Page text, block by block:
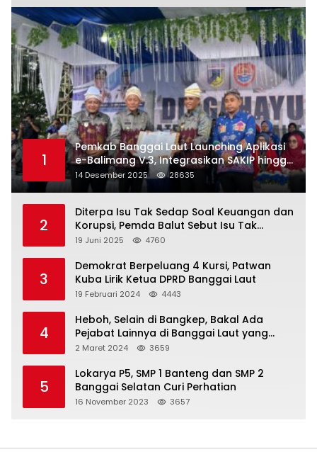
1
Pemkab Banggai Laut Launching Aplikasi
e-Balimang V.3, Integrasikan SAKIP hingga
Satu Data Layanan Publik
14 Desember 2025 28635
2
Diterpa Isu Tak Sedap Soal Keuangan dan
Korupsi, Pemda Balut Sebut Isu Tak
Berdasar
19 Juni 2025 4760
3
Demokrat Berpeluang 4 Kursi, Patwan
Kuba Lirik Ketua DPRD Banggai Laut
19 Februari 2024 4443
4
Heboh, Selain di Bangkep, Bakal Ada
Pejabat Lainnya di Banggai Laut yang
Bakal di Ciduk, Bagini Kata Kapolres!
2 Maret 2024 3659
5
Lokarya P5, SMP 1 Banteng dan SMP 2
Banggai Selatan Curi Perhatian
16 November 2023 3657